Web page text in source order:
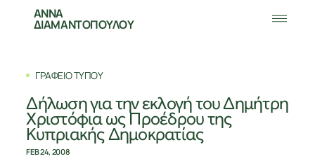
ΑΝΝΑ
ΔΙΑΜΑΝΤΟΠΟΥΛΟΥ
ΓΡΑΦΕΙΟ ΤΥΠΟΥ
Δήλωση για την εκλογή του Δημήτρη
Χριστόφια ως Προέδρου της
Κυπριακής Δημοκρατίας
FEB 24, 2008